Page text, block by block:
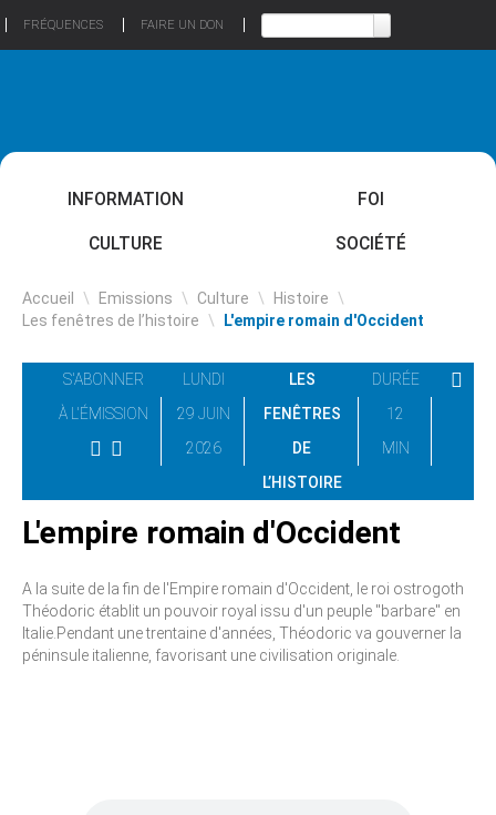
FRÉQUENCES FAIRE UN DON
INFORMATION FOI
CULTURE SOCIÉTÉ
Accueil \ Emissions \ Culture \ Histoire \
Les fenêtres de l’histoire \ L'empire romain d'Occident
S'ABONNER
À L'ÉMISSION
LUNDI
29 JUIN
2026
LES
FENÊTRES
DE
L’HISTOIRE
DURÉE
12
MIN
L'empire romain d'Occident
A la suite de la fin de l'Empire romain d'Occident, le roi ostrogoth
Théodoric établit un pouvoir royal issu d'un peuple "barbare" en
Italie.Pendant une trentaine d'années, Théodoric va gouverner la
péninsule italienne, favorisant une civilisation originale.